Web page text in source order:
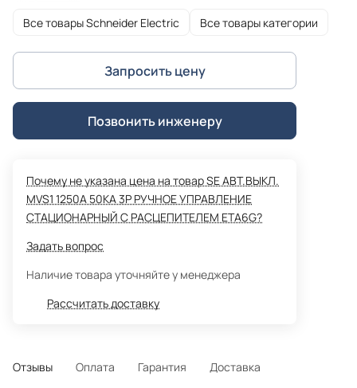
Все товары Schneider Electric Все товары категории
Запросить цену
Позвонить инженеру
Почему не указана цена на товар SE АВТ.ВЫКЛ.
MVS1 1250A 50KA 3P РУЧНОЕ УПРАВЛЕНИЕ
СТАЦИОНАРНЫЙ С РАСЦЕПИТЕЛЕМ ETA6G?
Задать вопрос
Наличие товара уточняйте у менеджера
Рассчитать доставку
Отзывы Оплата Гарантия Доставка